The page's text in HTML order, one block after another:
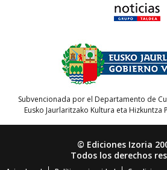
Subvencionada por el Departamento de
Eusko Jaurlaritzako Kultura eta Hizkuntza
© Ediciones Izoria
Todos los derechos